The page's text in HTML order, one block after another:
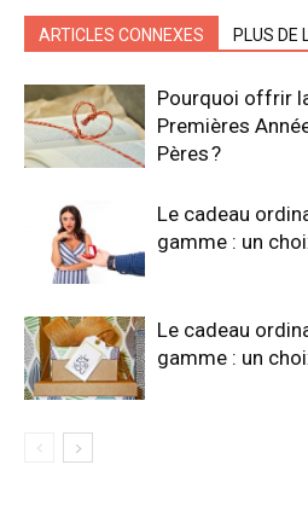
ARTICLES CONNEXES PLUS DE
Pourquoi offrir
Premières
Pères ?
Le cadeau
gamme : un
Le cadeau
gamme : un